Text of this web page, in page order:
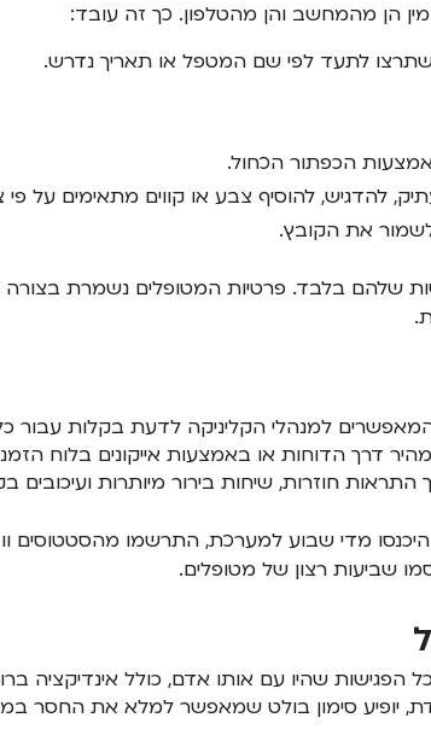
הן מהמחשב והן מהטלפון. כך זה עובד:
שתרצו לתעד לפי שם המטפל או תאריך נדרש.
הכפתור הכחול.
להדגיש, להוסיף צבע או קווים מתאימים על פי
את הקובץ.
שלהם בלבד. פרטיות המטופלים נשמרת
המאפשרים למנהלי הקליניקה לדעת בקלות עבור
דרך הדוחות או באמצעות אייקונים בלוח
חוזרות, שיחות בירור מיותרות
מדי שבוע למערכת, התרשמו מהסטטוסים
שביעות רצון של מטופלים.
שהיו עם אותו אדם, כולל אינדיקציה
יופיע סימון בולט שמאפשר למלא את החסר